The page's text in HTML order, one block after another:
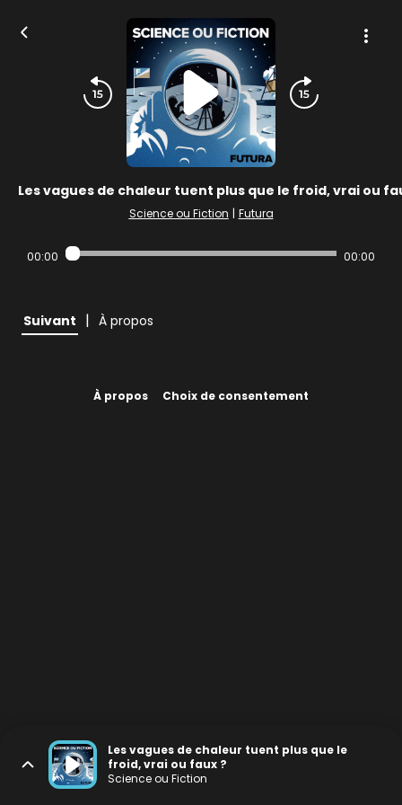
Les vagues de chaleur tuent plus que le froid, vrai ou
Science ou Fiction | Futura
00:00 00:00
Suivant | À propos
À propos Choix de consentement
Les vagues de chaleur tuent plus que le
froid, vrai ou faux ?
Science ou Fiction